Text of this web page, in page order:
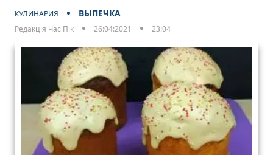
КУЛИНАРИЯ ВЫПЕЧКА
Редакція Час Пік 26:04:2021 23:04